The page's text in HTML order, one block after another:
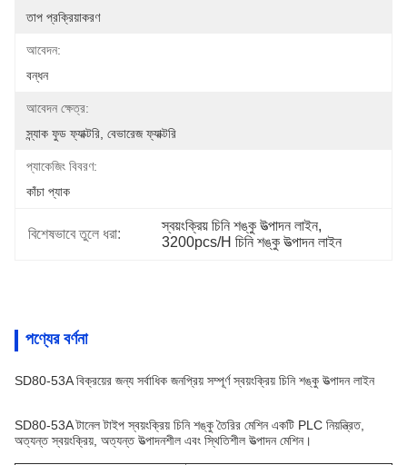
তাপ প্রক্রিয়াকরণ
আবেদন:
বন্ধন
আবেদন ক্ষেত্র:
স্ন্যাক ফুড ফ্যাক্টরি, বেভারেজ ফ্যাক্টরি
প্যাকেজিং বিবরণ:
কাঁচা প্যাক
বিশেষভাবে তুলে ধরা:
স্বয়ংক্রিয় চিনি শঙ্কু উত্পাদন লাইন,
3200pcs/H চিনি শঙ্কু উত্পাদন লাইন
পণ্যের বর্ণনা
SD80-53A বিক্রয়ের জন্য সর্বাধিক জনপ্রিয় সম্পূর্ণ স্বয়ংক্রিয় চিনি শঙ্কু উত্পাদন লাইন
SD80-53A টানেল টাইপ স্বয়ংক্রিয় চিনি শঙ্কু তৈরির মেশিন একটি PLC নিয়ন্ত্রিত,
অত্যন্ত স্বয়ংক্রিয়, অত্যন্ত উত্পাদনশীল এবং স্থিতিশীল উত্পাদন মেশিন।